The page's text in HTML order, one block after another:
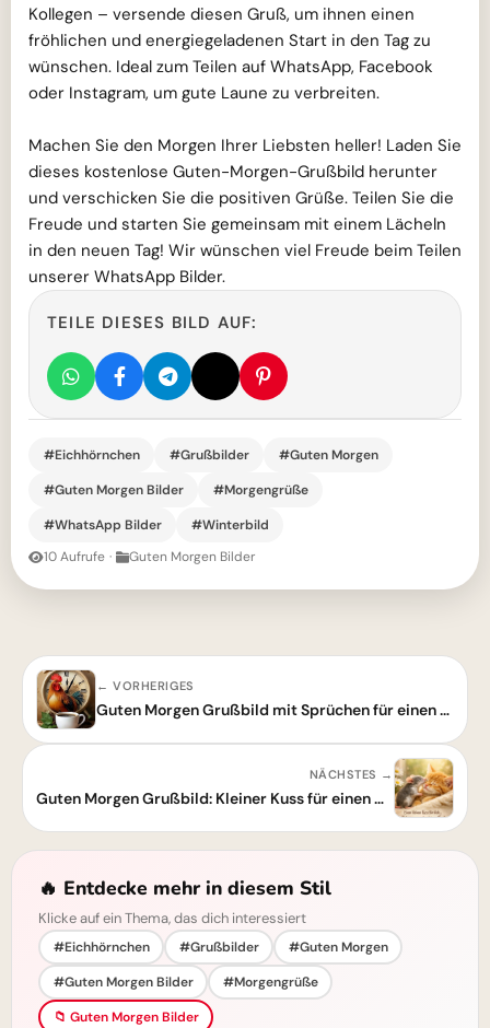
Kollegen – versende diesen Gruß, um ihnen einen
fröhlichen und energiegeladenen Start in den Tag zu
wünschen. Ideal zum Teilen auf WhatsApp, Facebook
oder Instagram, um gute Laune zu verbreiten.
Machen Sie den Morgen Ihrer Liebsten heller! Laden Sie
dieses kostenlose Guten-Morgen-Grußbild herunter
und verschicken Sie die positiven Grüße. Teilen Sie die
Freude und starten Sie gemeinsam mit einem Lächeln
in den neuen Tag! Wir wünschen viel Freude beim Teilen
unserer WhatsApp Bilder.
TEILE DIESES BILD AUF:
#Eichhörnchen #Grußbilder
#Guten Morgen
#Guten Morgen Bilder
#Morgengrüße
#WhatsApp Bilder
#Winterbild
10 Aufrufe · Guten Morgen Bilder
← VORHERIGES
Guten Morgen Grußbild mit Sprüchen für einen schönen Start in den Tag
NÄCHSTES →
Guten Morgen Grußbild: Kleiner Kuss für einen wunderschönen Tag
🔥 Entdecke mehr in diesem Stil
Klicke auf ein Thema, das dich interessiert
#Eichhörnchen #Grußbilder
#Guten Morgen
#Guten Morgen Bilder
#Morgengrüße
📁 Guten Morgen Bilder